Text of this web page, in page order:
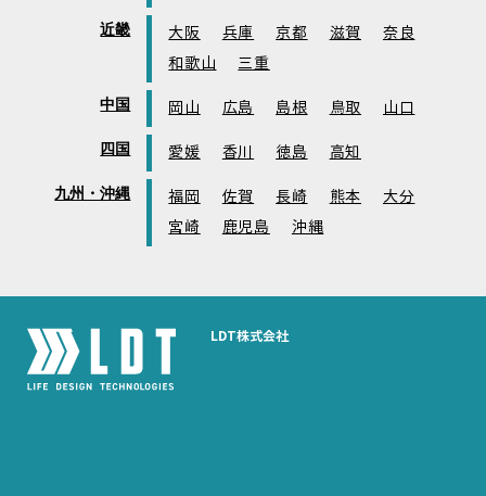
近畿 大阪 兵庫 京都 滋賀
奈良
和歌山
三重
中国 岡山 広島 島根 鳥取 山口
四国 愛媛 香川 徳島 高知
九州・沖縄 福岡 佐賀 長崎 熊本
大分
宮崎
鹿児島 沖縄
LDT株式会社